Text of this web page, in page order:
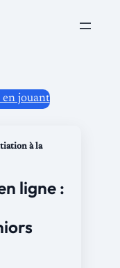
jouant
à la
ligne :